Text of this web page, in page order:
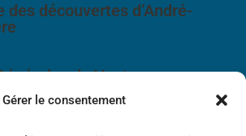
Gérer le consentement
des découvertes d’André-
de Vente